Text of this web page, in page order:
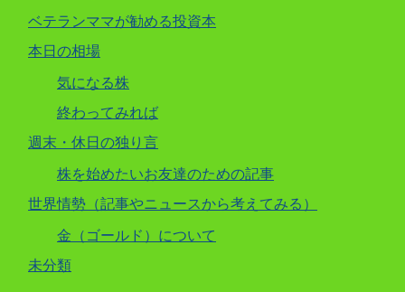
ベテランママが勧める投資本
本日の相場
気になる株
終わってみれば
週末・休日の独り言
株を始めたいお友達のための記事
世界情勢（記事やニュースから考えてみる）
金（ゴールド）について
未分類